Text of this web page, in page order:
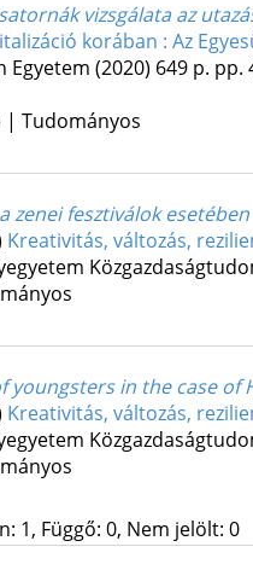
vizsgálata az
korában : Az
Egyetem (2020) 649 p. pp.
| Tudományos
zenei fesztiválok esetében
Kreativitás, változás,
in the case of
Kreativitás, változás,
1, Függő: 0, Nem jelölt: 0